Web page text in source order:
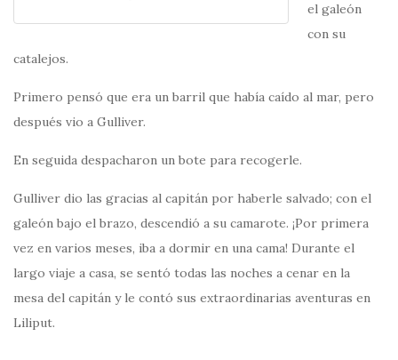
el galeón
con su
catalejos.
Primero pensó que era un barril que había caído al mar, pero
después vio a Gulliver.
En seguida despacharon un bote para recogerle.
Gulliver dio las gracias al capitán por haberle salvado; con el
galeón bajo el brazo, descendió a su camarote. ¡Por primera
vez en varios meses, iba a dormir en una cama! Durante el
largo viaje a casa, se sentó todas las noches a cenar en la
mesa del capitán y le contó sus extraordinarias aventuras en
Liliput.